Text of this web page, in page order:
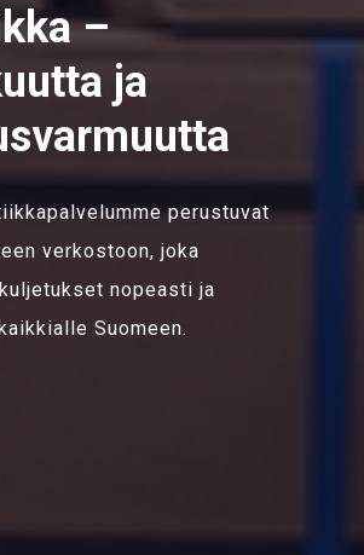
–
ja
perustuvat
verkostoon, joka
nopeasti ja
Suomeen.